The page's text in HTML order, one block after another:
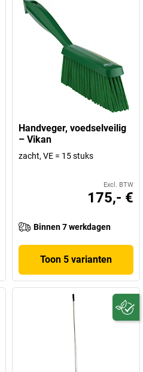
Handveger, voedselveilig
– Vikan
zacht, VE = 15 stuks
Excl. BTW
175,- €
Binnen 7 werkdagen
Toon 5 varianten